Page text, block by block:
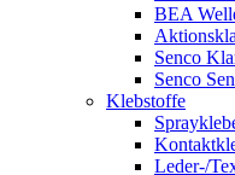
BEA
Senco
Senco
Klebstoffe
Leder-/